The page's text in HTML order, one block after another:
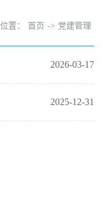
置： 首页 -> 党建管理
2026-03-17
2025-12-31